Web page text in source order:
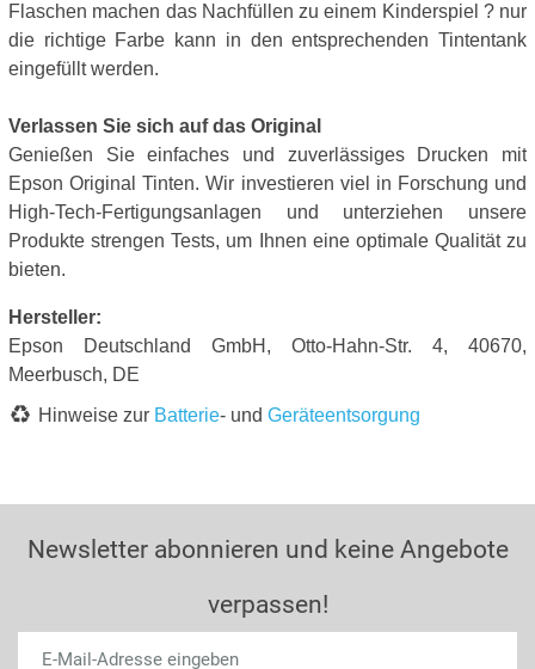
Flaschen machen das Nachfüllen zu einem Kinderspiel ? nur
die richtige Farbe kann in den entsprechenden Tintentank
eingefüllt werden.
Verlassen Sie sich auf das Original
Genießen Sie einfaches und zuverlässiges Drucken mit
Epson Original Tinten. Wir investieren viel in Forschung und
High-Tech-Fertigungsanlagen und unterziehen unsere
Produkte strengen Tests, um Ihnen eine optimale Qualität zu
bieten.
Hersteller:
Epson Deutschland GmbH, Otto-Hahn-Str. 4, 40670,
Meerbusch, DE
Hinweise zur Batterie- und Geräteentsorgung
Newsletter abonnieren und keine Angebote
verpassen!